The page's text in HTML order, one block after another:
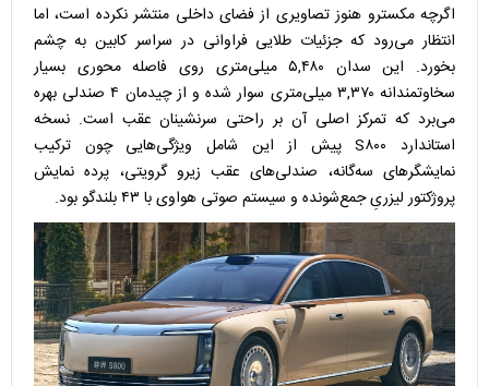
اگرچه مکسترو هنوز تصاویری از فضای داخلی منتشر نکرده است، اما
انتظار می‌رود که جزئیات طلایی فراوانی در سراسر کابین به چشم
بخورد. این سدان ۵,۴۸۰ میلی‌متری روی فاصله محوری بسیار
سخاوتمندانه ۳,۳۷۰ میلی‌متری سوار شده و از چیدمان ۴ صندلی بهره
می‌برد که تمرکز اصلی آن بر راحتی سرنشینان عقب است. نسخه
استاندارد S۸۰۰ پیش از این شامل ویژگی‌هایی چون ترکیب
نمایشگرهای سه‌گانه، صندلی‌های عقب زیرو گرویتی، پرده نمایش
پروژکتور لیزریِ جمع‌شونده و سیستم صوتی هواوی با ۴۳ بلندگو بود.